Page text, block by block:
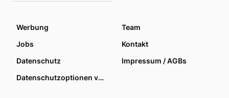
Werbung
Team
Jobs
Kontakt
Datenschutz
Impressum / AGBs
Datenschutzoptionen verwalten